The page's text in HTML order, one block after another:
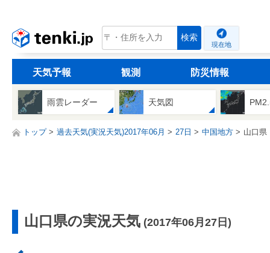
tenki.jp 検索
現在地
天気予報 観測 防災情報
雨雲レーダー 天気図
トップ 過去天気(実況天気)2017年06月 27日 中国地方 山口県
山口県の実況天気 (2017年06月27日)